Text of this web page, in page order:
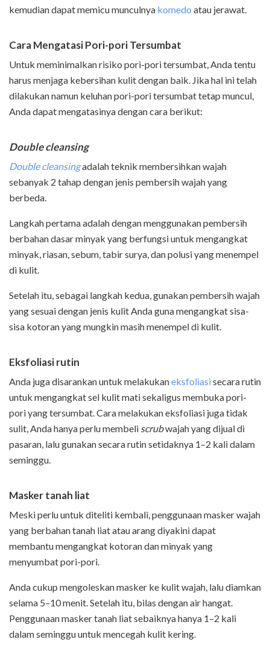
kemudian dapat memicu munculnya komedo atau jerawat.
Cara Mengatasi Pori-pori Tersumbat
Untuk meminimalkan risiko pori-pori tersumbat, Anda tentu
harus menjaga kebersihan kulit dengan baik. Jika hal ini telah
dilakukan namun keluhan pori-pori tersumbat tetap muncul,
Anda dapat mengatasinya dengan cara berikut:
Double cleansing
Double cleansingadalah teknik membersihkan wajah
sebanyak 2 tahap dengan jenis pembersih wajah yang
berbeda.
Langkah pertama adalah dengan menggunakan pembersih
berbahan dasar minyak yang berfungsi untuk mengangkat
minyak, riasan, sebum, tabir surya, dan polusi yang menempel
di kulit.
Setelah itu, sebagai langkah kedua, gunakan pembersih wajah
yang sesuai dengan jenis kulit Anda guna mengangkat sisa-
sisa kotoran yang mungkin masih menempel di kulit.
Eksfoliasi rutin
Anda juga disarankan untuk melakukaneksfoliasisecara rutin
untuk mengangkat sel kulit mati sekaligus membuka pori-
pori yang tersumbat. Cara melakukan eksfoliasi juga tidak
sulit, Anda hanya perlu membeli scrubwajah yang dijual di
pasaran, lalu gunakan secara rutin setidaknya 1–2 kali dalam
seminggu.
Masker tanah liat
Meski perlu untuk diteliti kembali, penggunaan masker wajah
yang berbahan tanah liat atau arang diyakini dapat
membantu mengangkat kotoran dan minyak yang
menyumbat pori-pori.
Anda cukup mengoleskan masker ke kulit wajah, lalu diamkan
selama 5–10 menit. Setelah itu, bilas dengan air hangat.
Penggunaan masker tanah liat sebaiknya hanya 1–2 kali
dalam seminggu untuk mencegah kulit kering.